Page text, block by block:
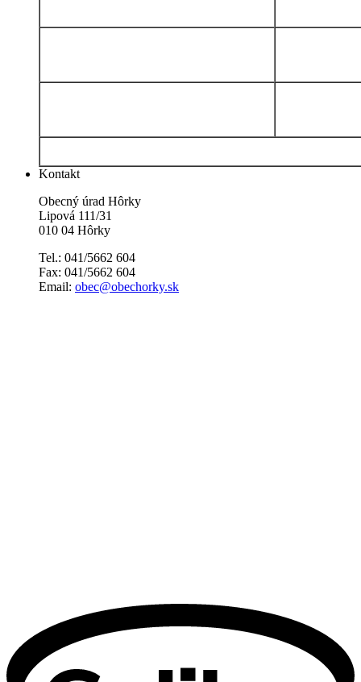
Kontakt
Obecný úrad Hôrky
Lipová 111/31
010 04 Hôrky
Tel.: 041/5662 604
Fax: 041/5662 604
Email: obec@obechorky.sk